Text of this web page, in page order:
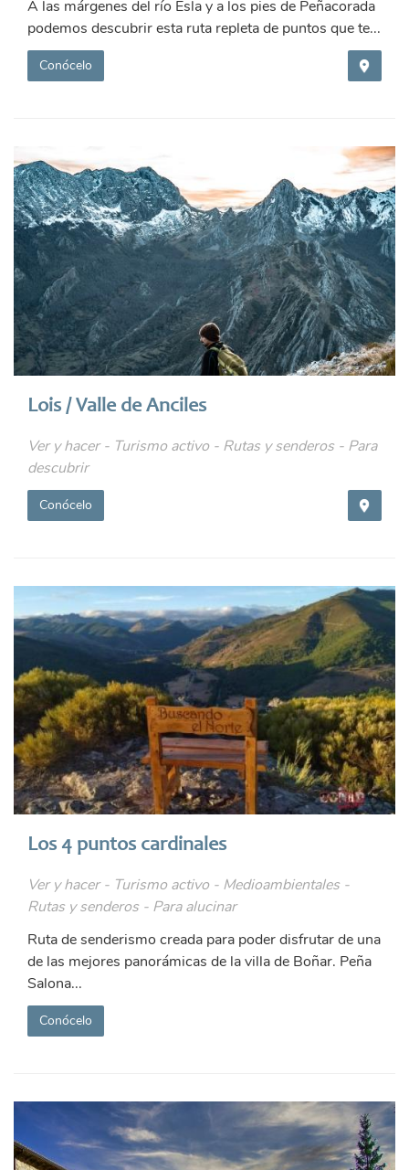
A las márgenes del río Esla y a los pies de Peñacorada
podemos descubrir esta ruta repleta de puntos que te...
Conócelo
Lois / Valle de Anciles
Ver y hacer - Turismo activo - Rutas y senderos - Para
descubrir
Conócelo
Los 4 puntos cardinales
Ver y hacer - Turismo activo - Medioambientales -
Rutas y senderos - Para alucinar
Ruta de senderismo creada para poder disfrutar de una
de las mejores panorámicas de la villa de Boñar. Peña
Salona...
Conócelo